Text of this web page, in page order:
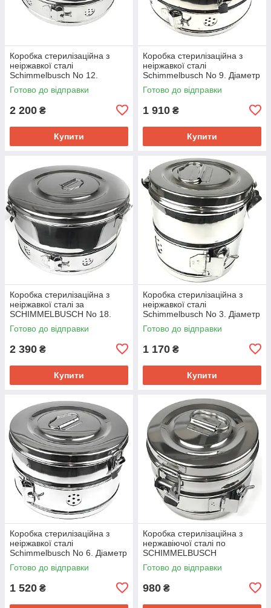
Коробка стерилізаційна з
неіржавкої сталі
Schimmelbusch No 12.
Діаметр 340 мм, висота 145
мм, об'єм 13 л
Готово до відправки
2 200 ₴
Купити
Коробка стерилізаційна з
неіржавкої сталі
Schimmelbusch No 9. Діаметр
290 мм, висота 145 мм, об'єм
9,5 л
Готово до відправки
1 910 ₴
Купити
Коробка стерилізаційна з
неіржавкої сталі за
SCHIMMELBUSCH No 18.
Діаметр 340 мм, висота 190
мм, об'єм 17,2
Готово до відправки
2 390 ₴
Купити
Коробка стерилізаційна з
неіржавкої сталі
Schimmelbusch No 3. Діаметр
150 мм, висота 150 мм, об'єм
2,6 л
Готово до відправки
1 170 ₴
Купити
Коробка стерилізаційна з
неіржавкої сталі
Schimmelbusch No 6. Діаметр
240 мм, висота 145 мм, об'єм
6,5 л
Готово до відправки
1 520 ₴
Коробка стерилізаційна з
нержавіючої сталі по
SCHIMMELBUSCH
SURGIWELOMED. Діаметр
125 мм , висота 80 мм
Готово до відправки
980 ₴